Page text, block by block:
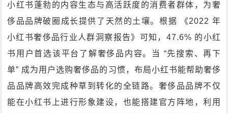
小红书蓬勃的内容生态与高活跃度的消费者群体，为奢
侈品品牌破圈成长提供了天然的土壤。根据 《2022 年
小红书奢侈品行业人群洞察报告》可知，47.6% 的小红
书用户首选该平台了解奢侈品内容。当 “先搜索、再下
单” 成为用户选购奢侈品的习惯，布局小红书能帮助奢侈
品品牌高效完成种草到转化的全链路。奢侈品品牌不仅
能在小红书上进行形象建设，也能搭建官方阵地，利用